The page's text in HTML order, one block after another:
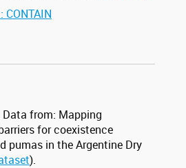
from: Mapping
for coexistence
pumas in the Argentine Dry
).